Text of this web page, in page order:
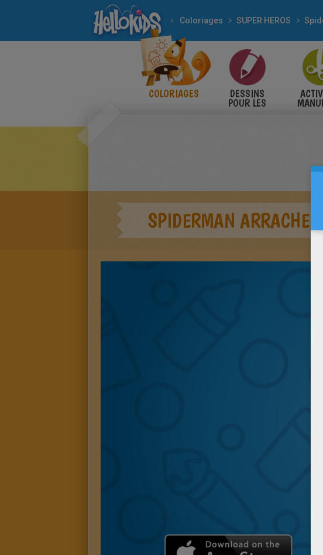
Coloriages SUPER HEROS
COLORIAGES DESSINS
POUR LES
SPIDERMAN ARRACHE